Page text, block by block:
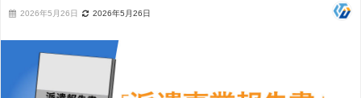
2026年5月26日 2026年5月26日